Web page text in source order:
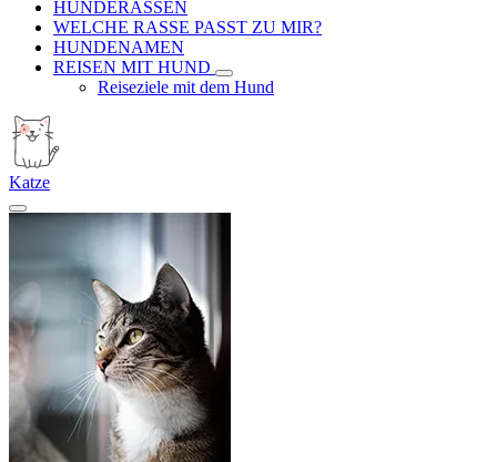
HUNDERASSEN
WELCHE RASSE PASST ZU MIR?
HUNDENAMEN
REISEN MIT HUND
Reiseziele mit dem Hund
Katze